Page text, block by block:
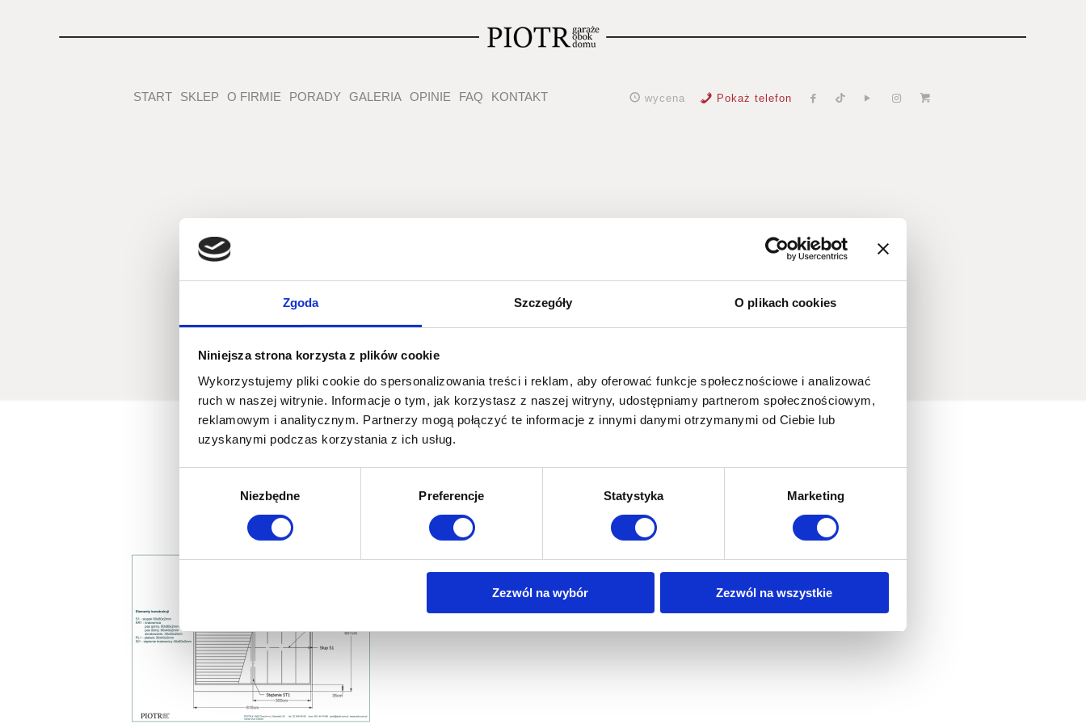
Zgoda Szczegóły O plikach cookies
Niniejsza strona korzysta z plików cookie
Wykorzystujemy pliki cookie do spersonalizowania treści i reklam, aby oferować funkcje społecznościowe i analizować
ruch w naszej witrynie. Informacje o tym, jak korzystasz z naszej witryny, udostępniamy partnerom społecznościowym,
reklamowym i analitycznym. Partnerzy mogą połączyć te informacje z innymi danymi otrzymanymi od Ciebie lub
uzyskanymi podczas korzystania z ich usług.
Niezbędne Preferencje Statystyka Marketing
Zezwól na wybór Zezwól na wszystkie
START SKLEP O FIRMIE PORADY GALERIA OPINIE FAQ KONTAKT wycena Pokaż telefon
6.0 duo-classic-rzut dachu